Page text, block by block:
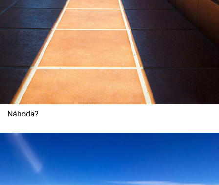
Náhoda?